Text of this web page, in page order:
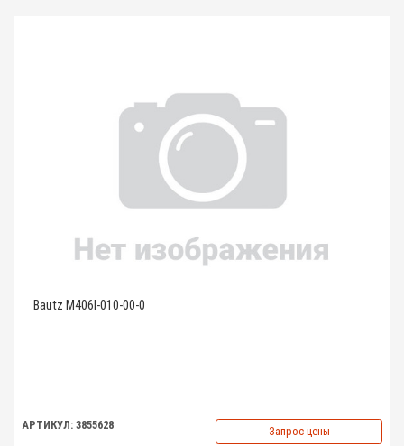
Bautz M406I-010-00-0
АРТИКУЛ: 3855628 Запрос цены